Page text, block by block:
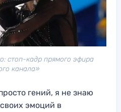
стоп-кадр прямого эфира
канала»
гений, я не знаю
эмоций в